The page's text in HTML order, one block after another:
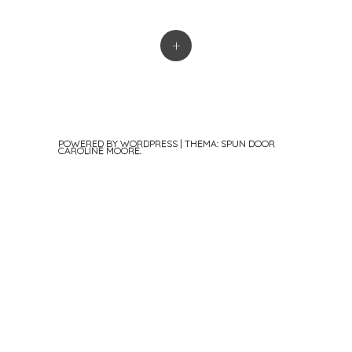
+
POWERED BY WORDPRESS | THEMA: SPUN DOOR
CAROLINE MOORE